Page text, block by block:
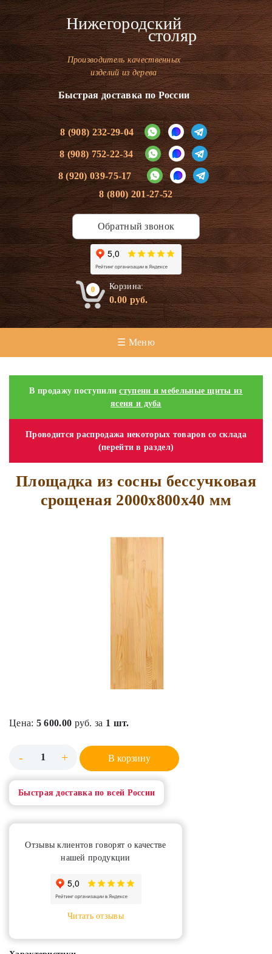
Нижегородский
столяр
Производитель качественных
изделий из дерева
Быстрая доставка по России
8 (908) 232-29-04
8 (908) 752-22-34
8 (920) 039-75-17
8 (800) 201-27-52
Обратный звонок
0 Корзина:
0.00руб.
☰ Меню
В продажу поступилиступени и мебельные щиты из
ясеня и дуба
Проводится распродажа некоторых товаров со склада
(перейти в раздел)
Площадка из сосны бессучковая
срощеная 2000х800х40 мм
Цена: 5 600.00 руб. за 1 шт.
- + В корзину
Быстрая доставка по всей России
Отзывы клиентов говорят о качестве
нашей продукции
Читать отзывы